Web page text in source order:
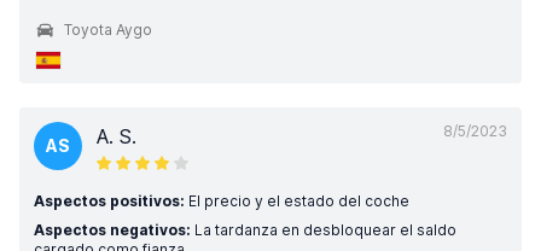
Toyota Aygo
8/5/2023
AS A. S.
Aspectos positivos: El precio y el estado del coche
Aspectos negativos: La tardanza en desbloquear el saldo